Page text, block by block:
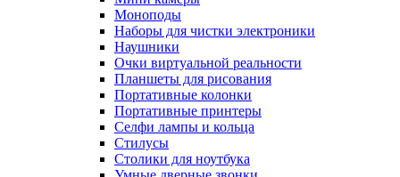
Моноподы
Наборы для чистки электроники
Наушники
Очки виртуальной реальности
Планшеты для рисования
Портативные колонки
Портативные принтеры
Селфи лампы и кольца
Стилусы
Столики для ноутбука